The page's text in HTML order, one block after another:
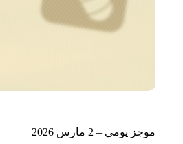
موجز يومي – 2 مارس 2026